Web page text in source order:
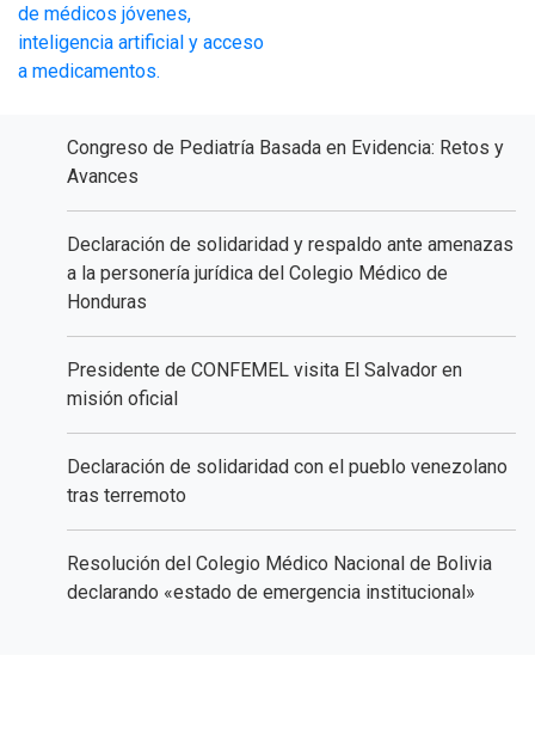
de médicos jóvenes,
inteligencia artificial y acceso
a medicamentos.
Congreso de Pediatría Basada en Evidencia: Retos y
Avances
Declaración de solidaridad y respaldo ante amenazas
a la personería jurídica del Colegio Médico de
Honduras
Presidente de CONFEMEL visita El Salvador en
misión oficial
Declaración de solidaridad con el pueblo venezolano
tras terremoto
Resolución del Colegio Médico Nacional de Bolivia
declarando «estado de emergencia institucional»